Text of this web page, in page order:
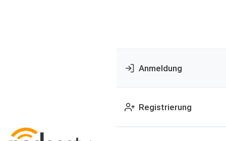
Anmeldung
Registrierung